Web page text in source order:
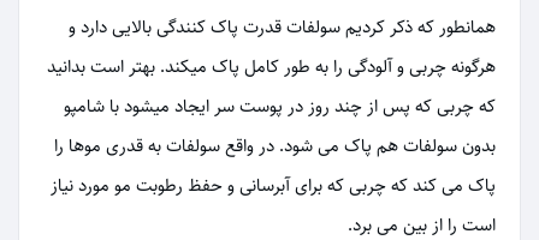
همانطور که ذکر کردیم سولفات قدرت پاک کنندگی بالایی دارد و
هرگونه چربی و آلودگی را به طور کامل پاک میکند. بهتر است بدانید
که چربی که پس از چند روز در پوست سر ایجاد میشود با شامپو
بدون سولفات هم پاک می شود. در واقع سولفات به قدری موها را
پاک می کند که چربی که برای آبرسانی و حفظ رطوبت مو مورد نیاز
است را از بین می برد.